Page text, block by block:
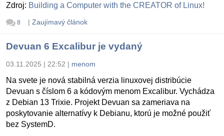
Zdroj: Building a Computer with the CREATOR of Linux!
8 | Zaujímavý článok
Devuan 6 Excalibur je vydaný
03.11.2025 | 22:52 | menom
Na svete je nová stabilná verzia linuxovej distribúcie
Devuan s číslom 6 a kódovým menom Excalibur. Vychádza
z Debian 13 Trixie. Projekt Devuan sa zameriava na
poskytovanie alternatívy k Debianu, ktorú je možné použiť
bez SystemD.